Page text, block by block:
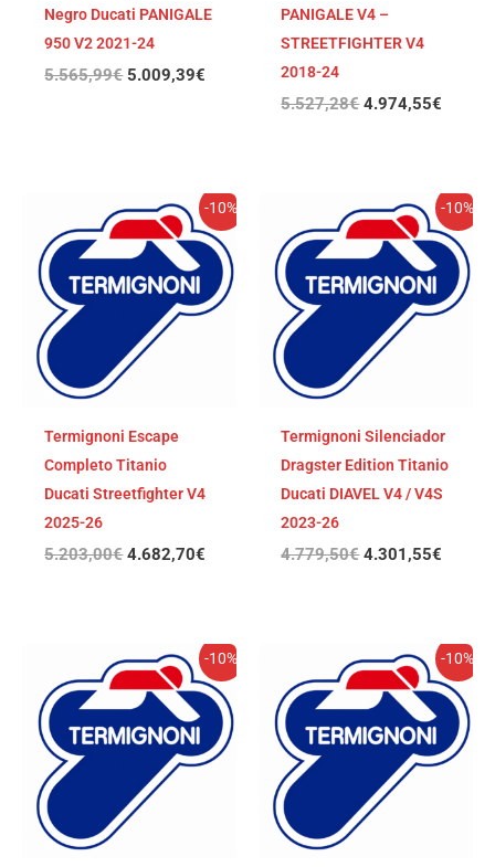
Negro Ducati PANIGALE
950 V2 2021-24
5.565,99€ 5.009,39€
PANIGALE V4 –
STREETFIGHTER V4
2018-24
5.527,28€ 4.974,55€
-10%
Termignoni Escape
Completo Titanio
Ducati Streetfighter V4
2025-26
5.203,00€
precio
original
era:
5.203,00€.
4.682,70€
El
precio
actual
es:
4.682,70€.
-10%
Termignoni Silenciador
Dragster Edition Titanio
Ducati DIAVEL V4 / V4S
2023-26
4.779,50€
precio
original
era:
4.779,50€.
4.301,55€
El
precio
actual
es:
-10%
precio
original
era:
4.717,79€.
El
precio
actual
es:
4.246,01€.
-10%
precio
original
era:
4.234,99€.
El
precio
actual
es: